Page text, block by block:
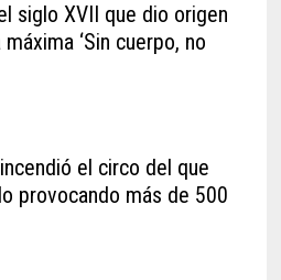
siglo XVII que dio origen
‘Sin cuerpo, no
el circo del que
provocando más de 500